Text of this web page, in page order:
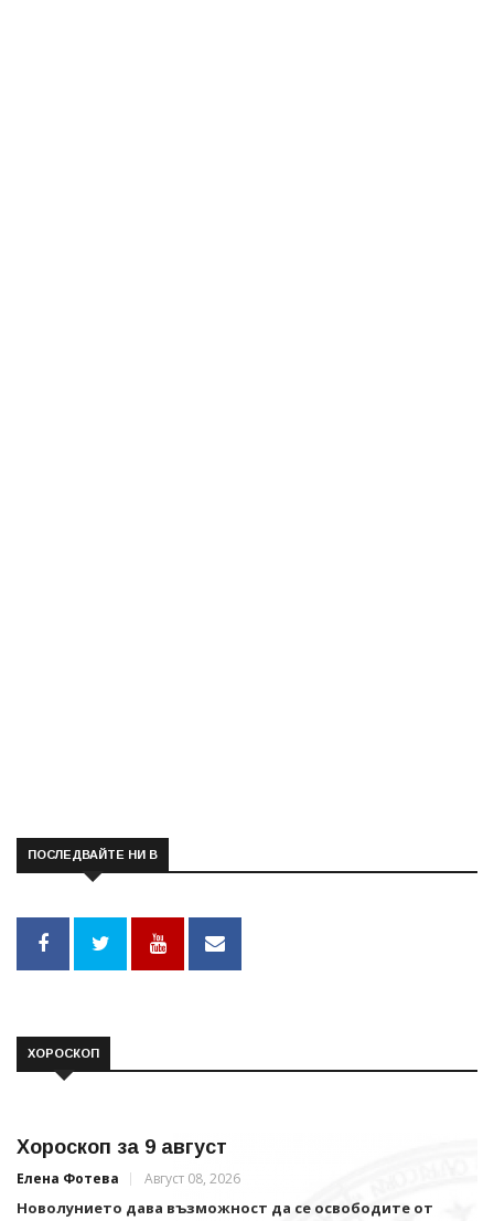
ПОСЛЕДВАЙТЕ НИ В
ХОРОСКОП
Хороскоп за 9 август
Елена Фотева Август 08, 2026
Новолунието дава възможност да се освободите от